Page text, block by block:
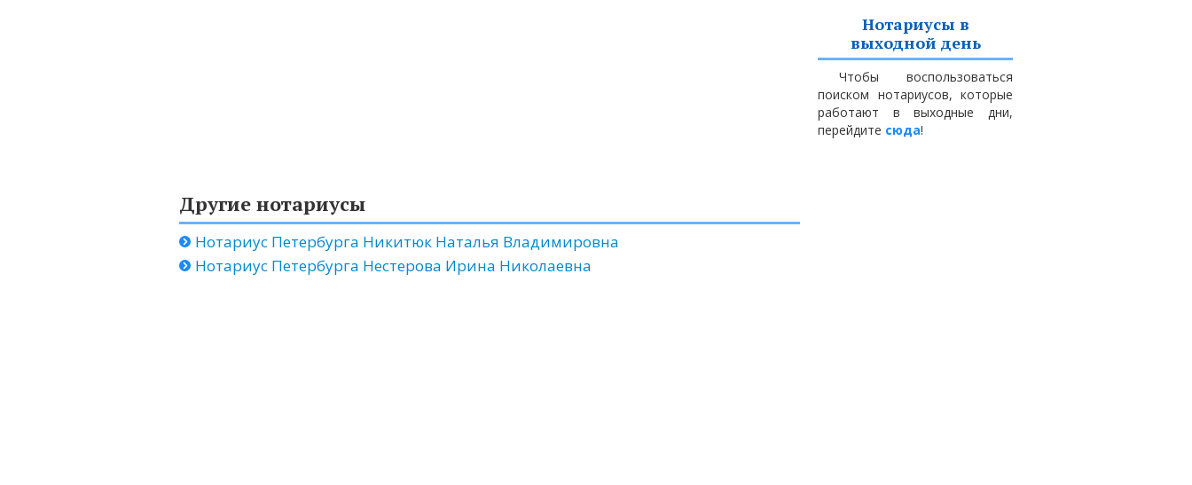
Другие нотариусы
Нотариус Петербурга Никитюк Наталья Владимировна
Нотариус Петербурга Нестерова Ирина Николаевна
Нотариусы в
выходной день
Чтобы воспользоваться
поиском нотариусов, которые
работают в выходные дни,
перейдите сюда!